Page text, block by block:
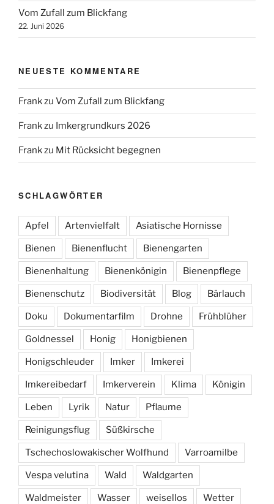
Vom Zufall zum Blickfang
22. Juni 2026
NEUESTE KOMMENTARE
Frankzu Vom Zufall zum Blickfang
Frankzu Imkergrundkurs 2026
Frankzu Mit Rücksicht begegnen
SCHLAGWÖRTER
Apfel Artenvielfalt Asiatische Hornisse
Bienen Bienenflucht Bienengarten
Bienenhaltung Bienenkönigin Bienenpflege
Bienenschutz Biodiversität Blog Bärlauch
Doku Dokumentarfilm Drohne Frühblüher
Goldnessel Honig Honigbienen
Honigschleuder Imker Imkerei
Imkereibedarf Imkerverein Klima Königin
Leben Lyrik Natur Pflaume
Reinigungsflug Süßkirsche
Tschechoslowakischer Wolfhund Varroamilbe
Vespa velutina Wald Waldgarten
Waldmeister Wasser weisellos Wetter